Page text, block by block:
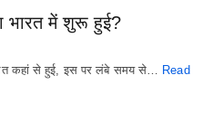
भारत में शुरू हुई?
कहां से हुई, इस पर लंबे समय से… Read